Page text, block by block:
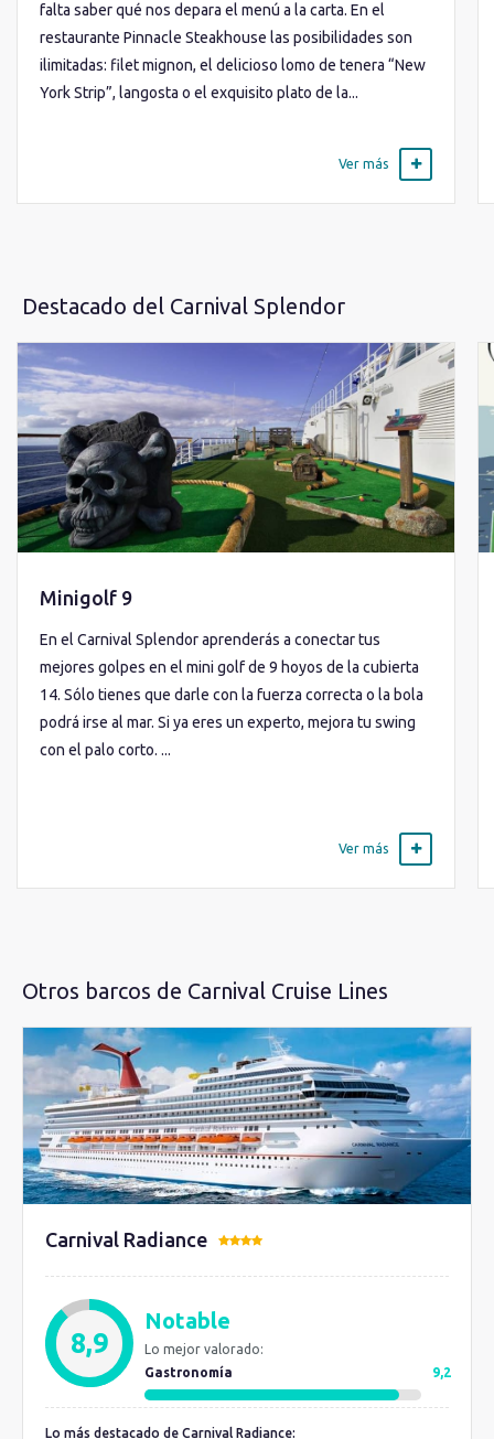
falta saber qué nos depara el menú a la carta. En el
restaurante Pinnacle Steakhouse las posibilidades son
ilimitadas: filet mignon, el delicioso lomo de tenera “New
York Strip”, langosta o el exquisito plato de la...
Ver más
Destacado del Carnival Splendor
Minigolf 9
En el Carnival Splendor aprenderás a conectar tus
mejores golpes en el mini golf de 9 hoyos de la cubierta
14. Sólo tienes que darle con la fuerza correcta o la bola
podrá irse al mar. Si ya eres un experto, mejora tu swing
con el palo corto. ...
Ver más
Otros barcos de Carnival Cruise Lines
Carnival Radiance
8,9
Notable
Lo mejor valorado:
Gastronomía
9,2
Lo más destacado de Carnival Radiance: